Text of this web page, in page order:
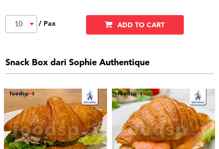
10 / Pax ADD TO CART
Snack Box dari Sophie Authentique